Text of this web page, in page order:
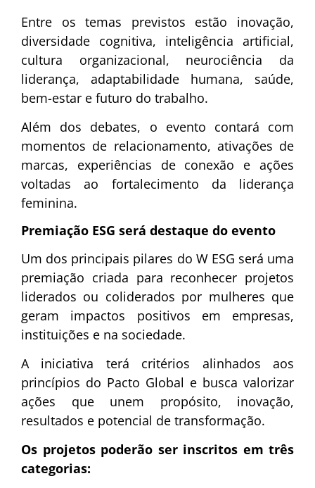
Entre os temas previstos estão inovação,
diversidade cognitiva, inteligência artificial,
cultura organizacional, neurociência da
liderança, adaptabilidade humana, saúde,
bem-estar e futuro do trabalho.
Além dos debates, o evento contará com
momentos de relacionamento, ativações de
marcas, experiências de conexão e ações
voltadas ao fortalecimento da liderança
feminina.
Premiação ESG será destaque do evento
Um dos principais pilares do W ESG será uma
premiação criada para reconhecer projetos
liderados ou coliderados por mulheres que
geram impactos positivos em empresas,
instituições e na sociedade.
A iniciativa terá critérios alinhados aos
princípios do Pacto Global e busca valorizar
ações que unem propósito, inovação,
resultados e potencial de transformação.
Os projetos poderão ser inscritos em três
categorias: